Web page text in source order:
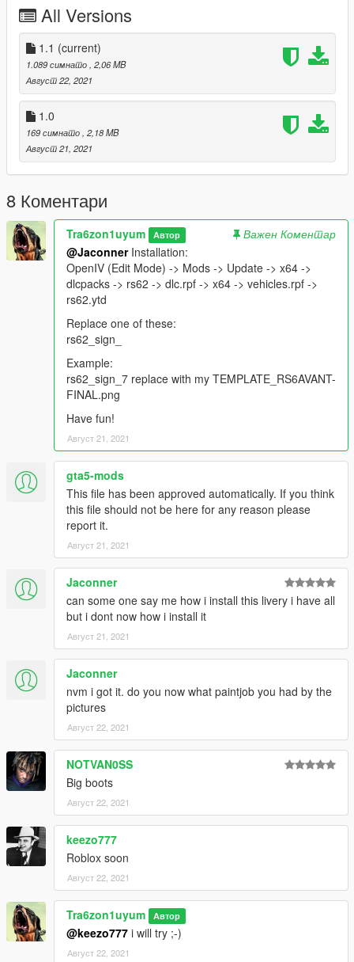
All Versions
1.1 (current)
1.089 симнато , 2,06 MB
Август 22, 2021
1.0
169 симнато , 2,18 MB
Август 21, 2021
8 Коментари
Tra6zon1uyum Автор
Важен Коментар
@JaconnerInstallation:
OpenIV (Edit Mode) -> Mods -> Update -> x64 ->
dlcpacks -> rs62 -> dlc.rpf -> x64 -> vehicles.rpf ->
rs62.ytd
Replace one of these:
rs62_sign_
Example:
rs62_sign_7 replace with my TEMPLATE_RS6AVANT-
FINAL.png
Have fun!
Август 21, 2021
gta5-mods
This file has been approved automatically. If you think
this file should not be here for any reason please
report it.
Август 21, 2021
Jaconner
can some one say me how i install this livery i have all
but i dont now how i install it
Август 21, 2021
Jaconner
nvm i got it. do you now what paintjob you had by the
pictures
Август 22, 2021
NOTVAN0SS
Big boots
Август 22, 2021
keezo777
Roblox soon
Август 22, 2021
Tra6zon1uyum Автор
@keezo777 i will try ;-)
Август 22, 2021